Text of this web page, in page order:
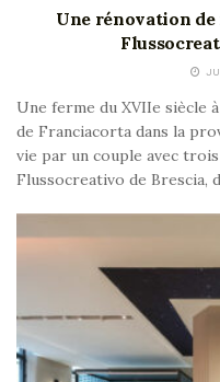
Une rénovation
Une ferme du XVIIe siècle
de Franciacorta dans la
vie par un couple avec
Flussocreativo de Brescia,